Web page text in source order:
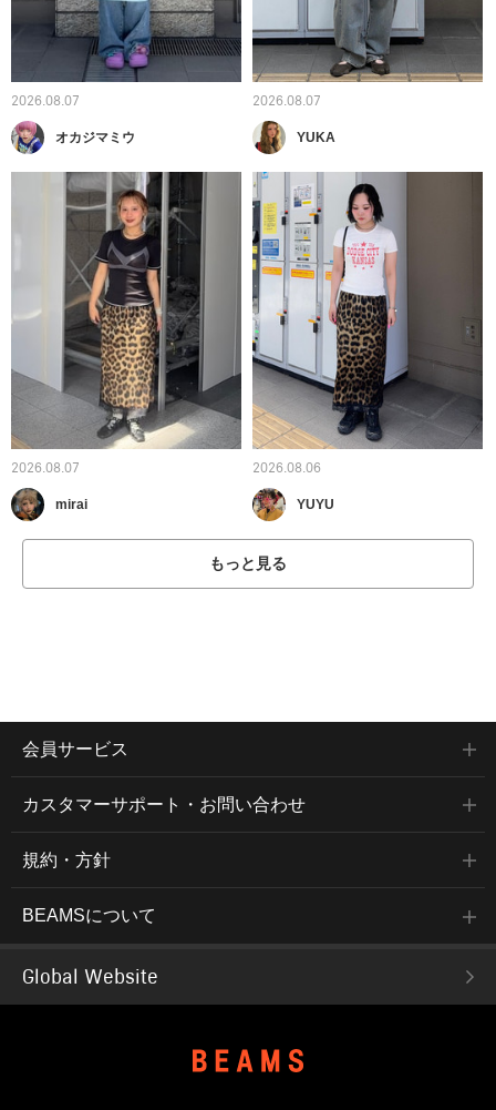
2026.08.07
オカジマミウ
2026.08.07
YUKA
2026.08.07
mirai
2026.08.06
YUYU
もっと見る
会員サービス
カスタマーサポート・お問い合わせ
規約・方針
BEAMSについて
Global Website